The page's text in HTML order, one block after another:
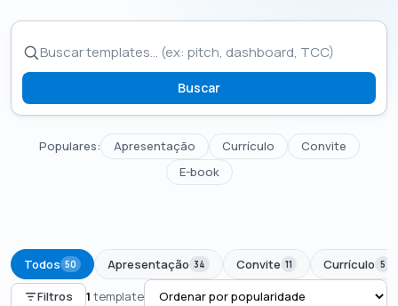
Buscar
Populares: Apresentação Currículo
Convite
E-book
Todos 50 Apresentação 34 Convite 11 Currículo 5
Filtros 1 template